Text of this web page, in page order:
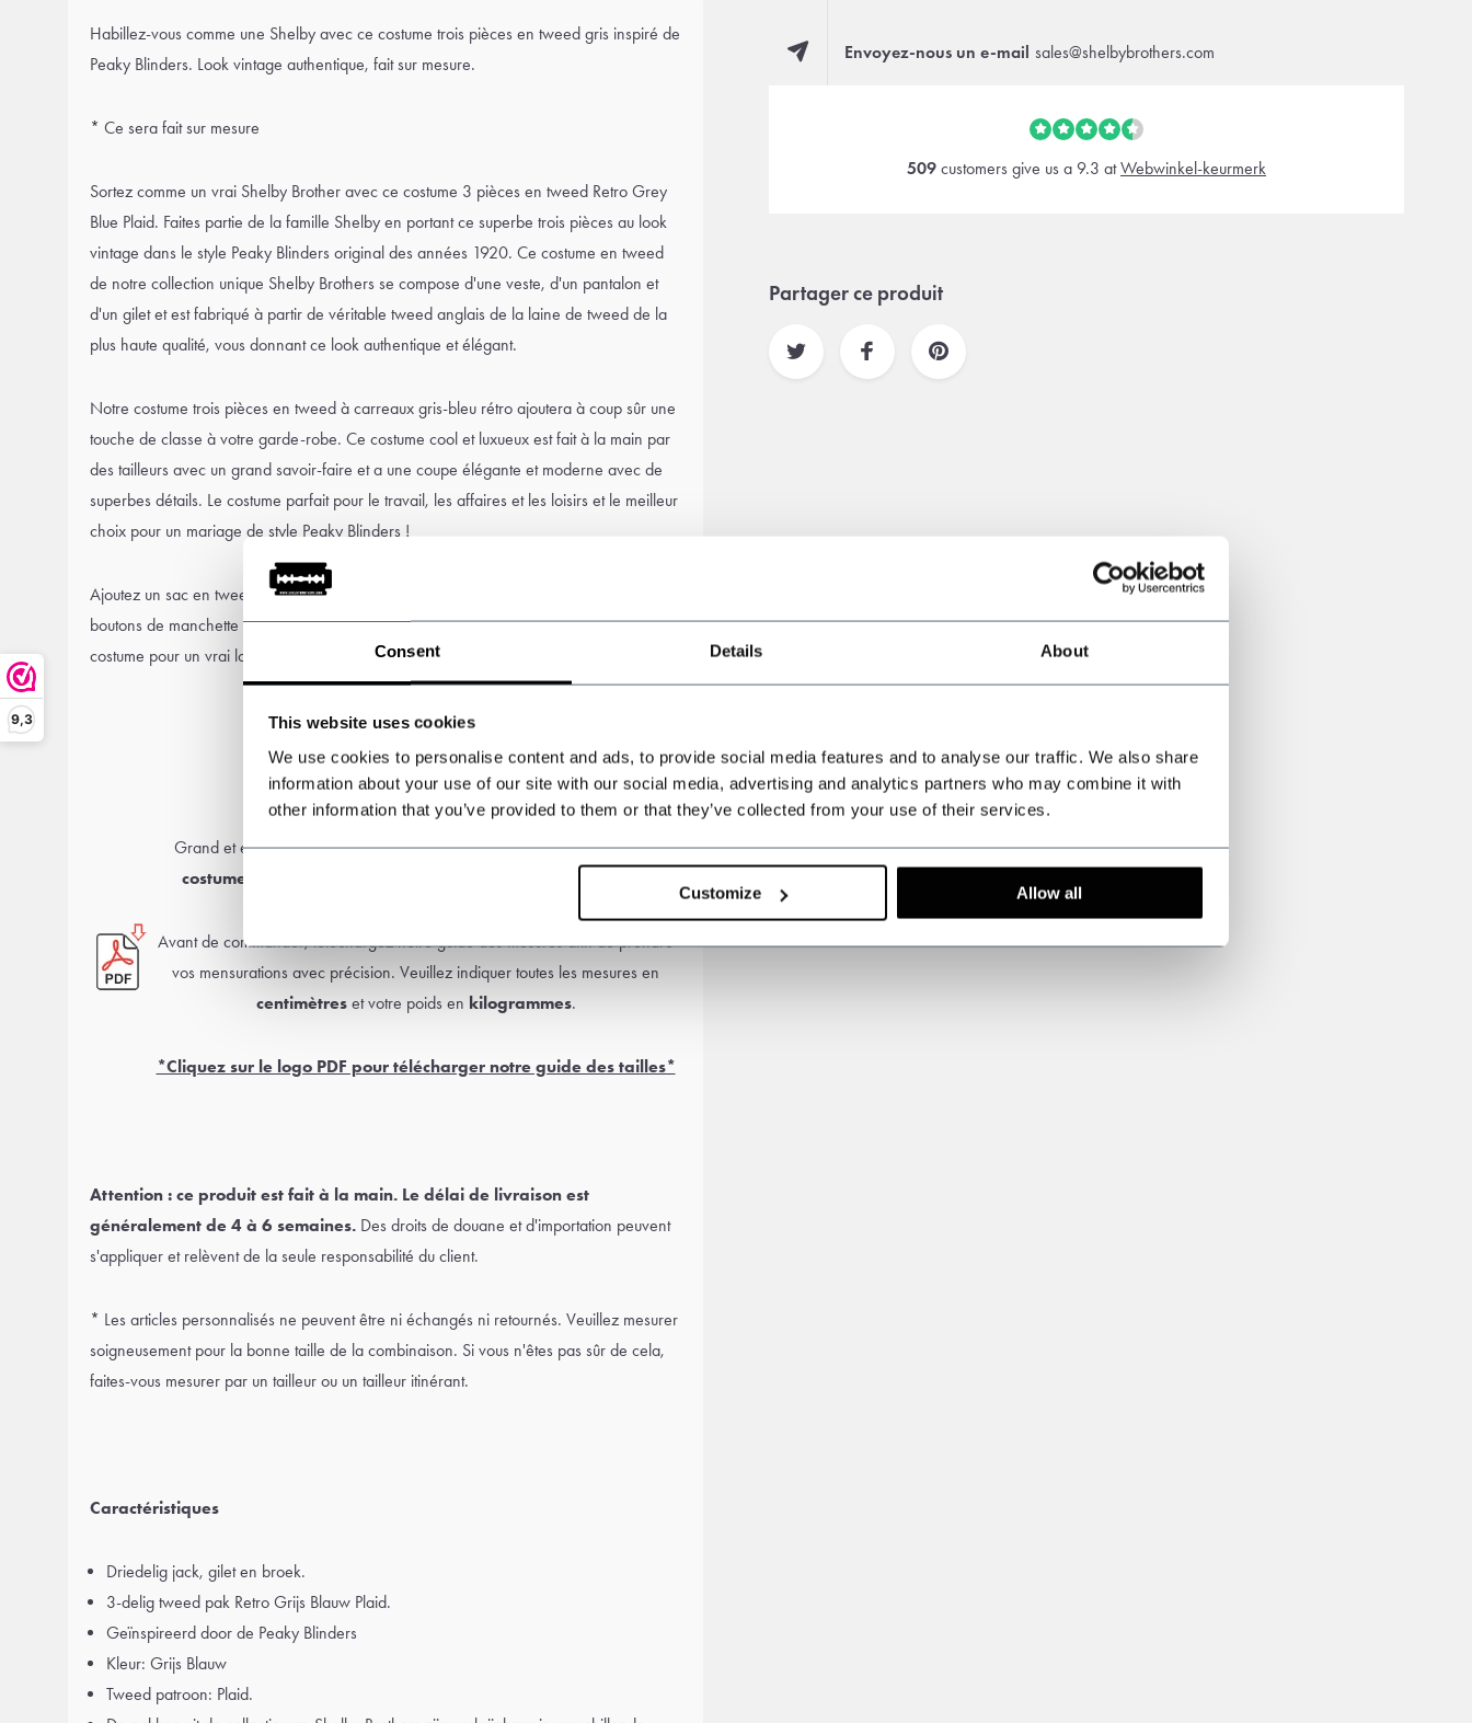
Consent Details About
This website uses cookies
We use cookies to personalise content and ads, to provide social media features and to analyse our traffic. We also share
information about your use of our site with our social media, advertising and analytics partners who may combine it with
other information that you’ve provided to them or that they’ve collected from your use of their services.
Customize Allow all
9,3
Habillez-vous comme une Shelby avec ce costume trois pièces en tweed gris inspiré de
Peaky Blinders. Look vintage authentique, fait sur mesure.
* Ce sera fait sur mesure
Sortez comme un vrai Shelby Brother avec ce costume 3 pièces en tweed Retro Grey
Blue Plaid. Faites partie de la famille Shelby en portant ce superbe trois pièces au look
vintage dans le style Peaky Blinders original des années 1920. Ce costume en tweed
de notre collection unique Shelby Brothers se compose d'une veste, d'un pantalon et
d'un gilet et est fabriqué à partir de véritable tweed anglais de la laine de tweed de la
plus haute qualité, vous donnant ce look authentique et élégant.
Notre costume trois pièces en tweed à carreaux gris-bleu rétro ajoutera à coup sûr une
touche de classe à votre garde-robe. Ce costume cool et luxueux est fait à la main par
des tailleurs avec un grand savoir-faire et a une coupe élégante et moderne avec de
superbes détails. Le costume parfait pour le travail, les affaires et les loisirs et le meilleur
choix pour un mariage de style Peaky Blinders !
Ajoutez un sac en tweed, des bottes de style vintage, une chemise assortie, des
boutons de manchette et une casquette plate ou un chapeau Peaky Blinders à votre
costume pour un vrai look Shelby Brothers.
Guide des tailles
Grand et élancé ou plus petit et mince ? Pas d’inquiétude. Choisissez un
costume sur mesure
Avant de commander, téléchargez notre guide des mesures afin de prendre
vos mensurations avec précision. Veuillez indiquer toutes les mesures en
centimètreset votre poids en kilogrammes.
*Cliquez sur le logo PDF pour télécharger notre guide des tailles*
Attention : ce produit est fait à la main. Le délai de livraison est
généralement de 4 à 6 semaines. Des droits de douane et d'importation peuvent
s'appliquer et relèvent de la seule responsabilité du client.
* Les articles personnalisés ne peuvent être ni échangés ni retournés. Veuillez mesurer
soigneusement pour la bonne taille de la combinaison. Si vous n'êtes pas sûr de cela,
faites-vous mesurer par un tailleur ou un tailleur itinérant.
Caractéristiques
Driedelig jack, gilet en broek.
3-delig tweed pak Retro Grijs Blauw Plaid.
Geïnspireerd door de Peaky Blinders
Kleur: Grijs Blauw
Tweed patroon: Plaid.
Envoyez-nous un e-mail sales@shelbybrothers.com
509 customers give us a 9.3 atWebwinkel-keurmerk
Partager ce produit